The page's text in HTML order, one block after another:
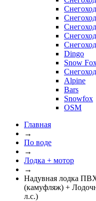
Dingo
Snow
Alpine
Bars
Snowfox
OSM
Главная
→
По воде
→
Лодка + мотор
→
Надувная лодка
(камуфляж) +
л.с.)